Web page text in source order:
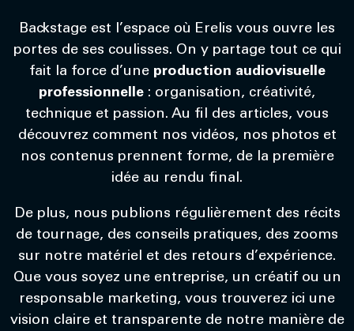
Backstage est l’espace où Erelis vous ouvre les
portes de ses coulisses. On y partage tout ce qui
fait la force d’une production audiovisuelle
professionnelle : organisation, créativité,
technique et passion. Au fil des articles, vous
découvrez comment nos vidéos, nos photos et
nos contenus prennent forme, de la première
idée au rendu final.
De plus, nous publions régulièrement des récits
de tournage, des conseils pratiques, des zooms
sur notre matériel et des retours d’expérience.
Que vous soyez une entreprise, un créatif ou un
responsable marketing, vous trouverez ici une
vision claire et transparente de notre manière de